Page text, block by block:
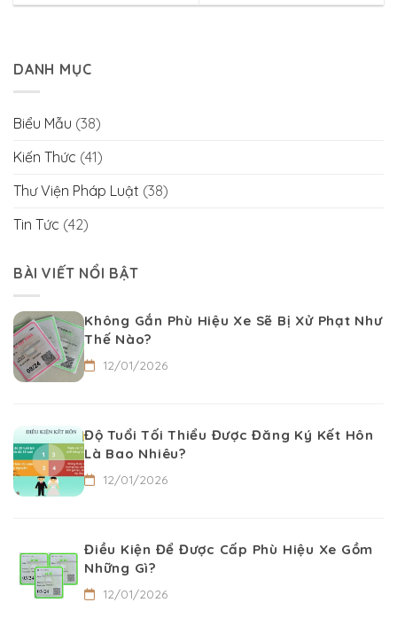
DANH MỤC
Biểu Mẫu (38)
Kiến Thức (41)
Thư Viện Pháp Luật (38)
Tin Tức (42)
BÀI VIẾT NỔI BẬT
Không Gắn Phù Hiệu Xe Sẽ Bị Xử Phạt Như
Thế Nào?
12/01/2026
Độ Tuổi Tối Thiểu Được Đăng Ký Kết Hôn
Là Bao Nhiêu?
12/01/2026
Điều Kiện Để Được Cấp Phù Hiệu Xe Gồm
Những Gì?
12/01/2026